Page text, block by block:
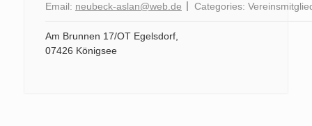
Email: neubeck-aslan@web.de Categories:
Am Brunnen 17/OT Egelsdorf,
07426 Königsee